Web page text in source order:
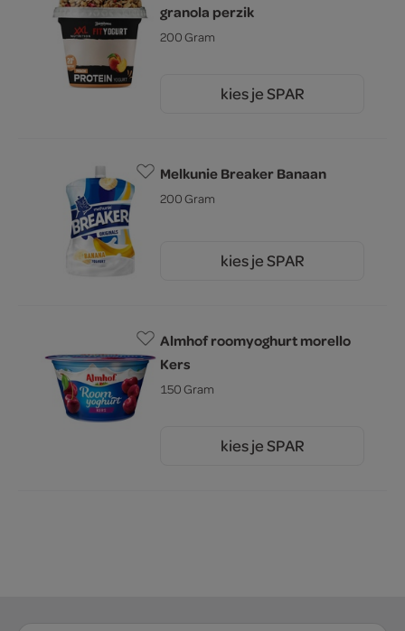
granola perzik
200 Gram
kies je SPAR
Melkunie Breaker Banaan
200 Gram
kies je SPAR
Almhof roomyoghurt morello
Kers
150 Gram
kies je SPAR